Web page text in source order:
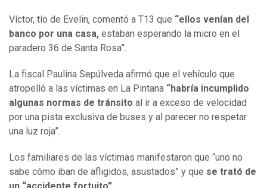
Víctor, tío de Evelin, comentó a T13 que “ellos venían del
banco por una casa, estaban esperando la micro en el
paradero 36 de Santa Rosa”.
La fiscal Paulina Sepúlveda afirmó que el vehículo que
atropelló a las víctimas en La Pintana “habría incumplido
algunas normas de tránsito al ir a exceso de velocidad
por una pista exclusiva de buses y al parecer no respetar
una luz roja”.
Los familiares de las víctimas manifestaron que “uno no
sabe cómo iban de afligidos, asustados” y que se trató de